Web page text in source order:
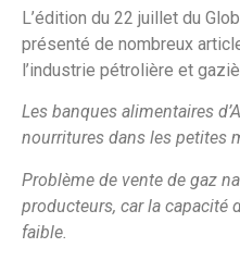
L’édition du 22 juillet du
présenté de nombreux
l’industrie pétrolière et
Les banques alimentaires
nourritures dans les petites
Problème de vente de gaz
producteurs, car la capacité
faible.